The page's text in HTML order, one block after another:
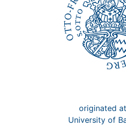
originated
University of